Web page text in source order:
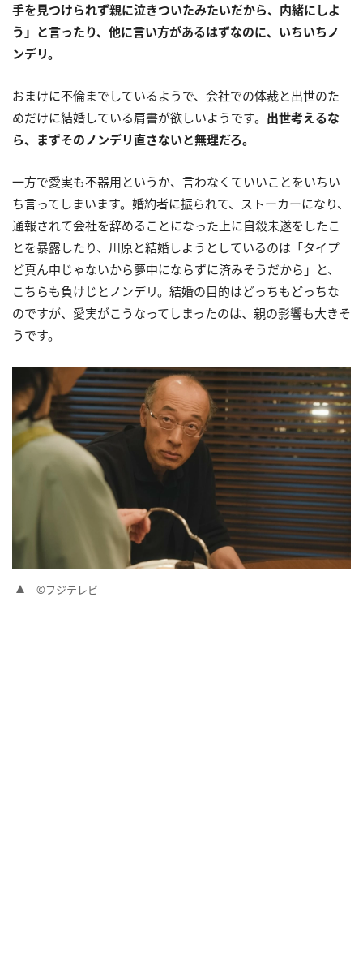
手を見つけられず親に泣きついたみたいだから、内緒にしよ
う」と言ったり、他に言い方があるはずなのに、いちいちノ
ンデリ。
おまけに不倫までしているようで、会社での体裁と出世のた
めだけに結婚している肩書が欲しいようです。 出世考えるな
ら、まずそのノンデリ直さないと無理だろ。
一方で愛実も不器用というか、言わなくていいことをいちい
ち言ってしまいます。婚約者に振られて、ストーカーになり、
通報されて会社を辞めることになった上に自殺未遂をしたこ
とを暴露したり、川原と結婚しようとしているのは「タイプ
ど真ん中じゃないから夢中にならずに済みそうだから」と、
こちらも負けじとノンデリ。結婚の目的はどっちもどっちな
のですが、愛実がこうなってしまったのは、親の影響も大きそ
うです。
©フジテレビ